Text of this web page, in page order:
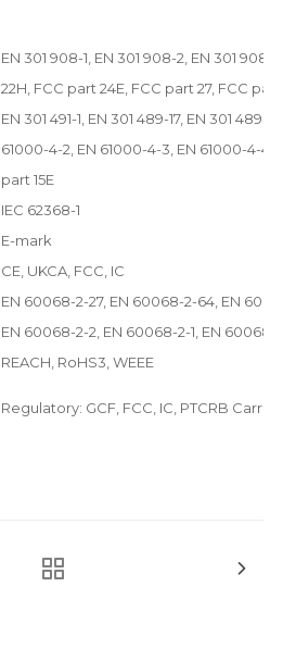
EN 301 908-1, EN 301 908-2, EN 301 908-
22H, FCC part 24E, FCC part 27, FCC part
EN 301 491-1, EN 301 489-17, EN 301 489-
61000-4-2, EN 61000-4-3, EN 61000-4-4,
part 15E
IEC 62368-1
E-mark
CE, UKCA, FCC, IC
EN 60068-2-27, EN 60068-2-64, EN 60068-
EN 60068-2-2, EN 60068-2-1, EN 60068-2-
REACH, RoHS3, WEEE
Regulatory: GCF, FCC, IC, PTCRB Carrier: